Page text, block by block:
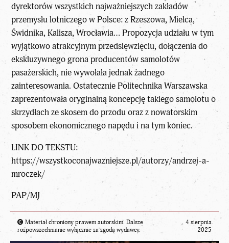
dyrektorów wszystkich najważniejszych zakładów
przemysłu lotniczego w Polsce: z Rzeszowa, Mielca,
Świdnika, Kalisza, Wrocławia… Propozycja udziału w tym
wyjątkowo atrakcyjnym przedsięwzięciu, dołączenia do
ekskluzywnego grona producentów samolotów
pasażerskich, nie wywołała jednak żadnego
zainteresowania. Ostatecznie Politechnika Warszawska
zaprezentowała oryginalną koncepcję takiego samolotu o
skrzydłach ze skosem do przodu oraz z nowatorskim
sposobem ekonomicznego napędu i na tym koniec.
LINK DO TEKSTU:
https://wszystkoconajwazniejsze.pl/autorzy/andrzej-a-
mroczek/
PAP/MJ
Materiał chroniony prawem autorskim. Dalsze
rozpowszechnianie wyłącznie za zgodą wydawcy.
4 sierpnia
2025